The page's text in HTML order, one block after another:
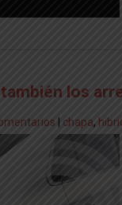
los
chapa,